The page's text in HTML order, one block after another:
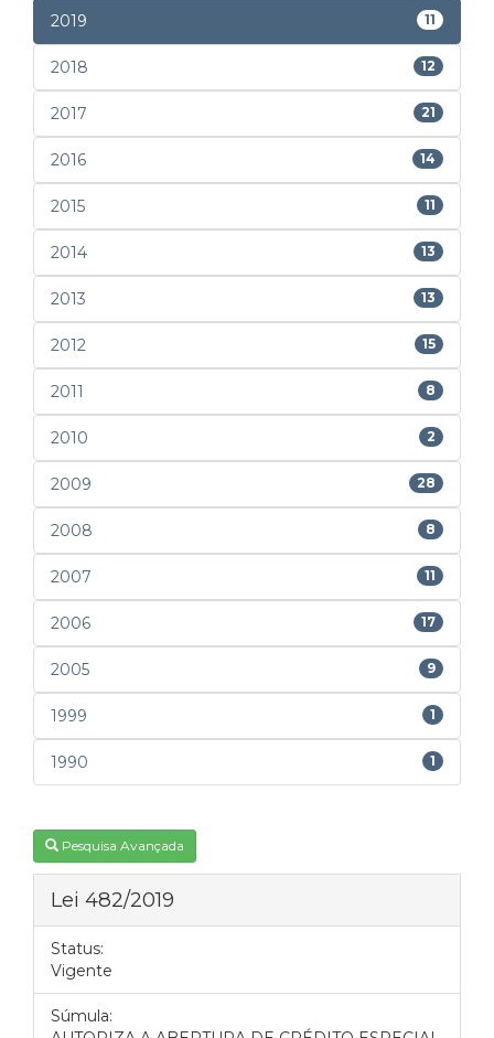
2019 11
2018 12
2017 21
2016 14
2015 11
2014 13
2013 13
2012 15
2011 8
2010 2
2009 28
2008 8
2007 11
2006 17
2005 9
1999 1
1990 1
Pesquisa Avançada
Lei 482/2019
Status:
Vigente
Súmula: